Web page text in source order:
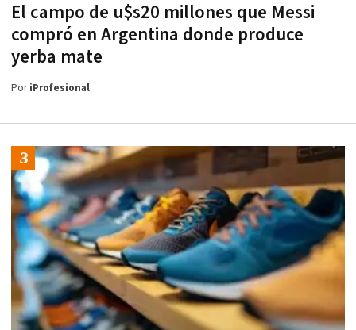
El campo de u$s20 millones que Messi
compró en Argentina donde produce
yerba mate
PoriProfesional